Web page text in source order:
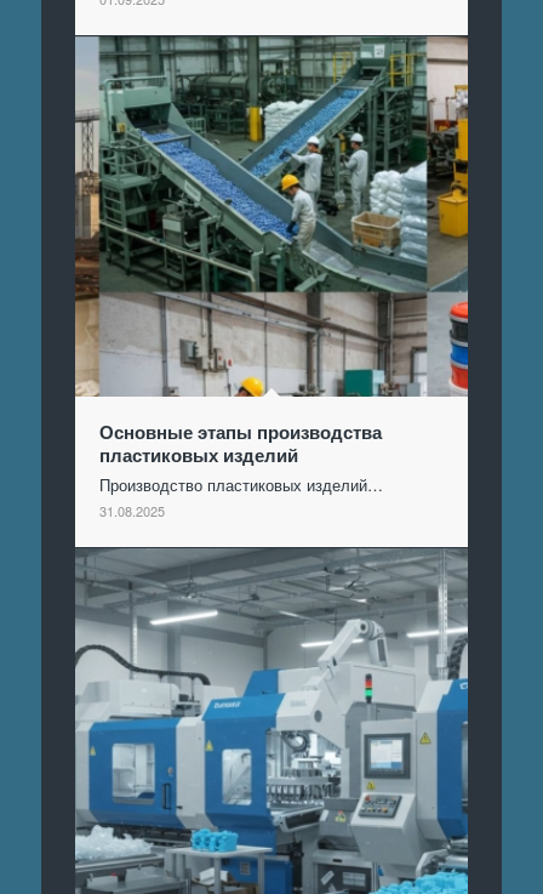
Основные этапы производства
пластиковых изделий
Производство пластиковых изделий…
31.08.2025